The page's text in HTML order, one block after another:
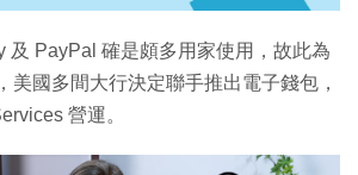
及 PayPal 確是頗多用家使用，故此為
美國多間大行決定聯手推出電子錢包，
營運。